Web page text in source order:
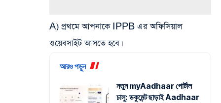
A) প্রথমে আপনাকে IPPB এর অফিসিয়াল
ওয়েবসাইট আসতে হবে।
আরও পড়ুন
নতুন myAadhaar পোর্টাল
চালু: ডকুমেন্ট ছাড়াই Aadhaar